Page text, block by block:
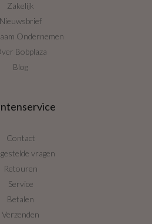
Zakelijk
Nieuwsbrief
Ondernemen
Bobplaza
Blog
Contact
vragen
Retouren
Service
Betalen
Verzenden